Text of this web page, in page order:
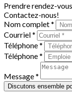
Prendre rendez-
Contactez-nous!
Nom complet *
Courriel *
Téléphone *
Téléphone *
Message *
Discutons ensemble